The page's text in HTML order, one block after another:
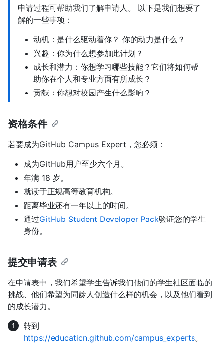
申请过程可帮助我们了解申请人。 以下是我们想要了
解的一些事项：
动机：是什么驱动着你？ 你的动力是什么？
兴趣：你为什么想参加此计划？
成长和潜力：你想学习哪些技能？它们将如何帮
助你在个人和专业方面有所成长？
贡献：你想对校园产生什么影响？
资格条件
若要成为GitHub Campus Expert，您必须：
成为GitHub用户至少六个月。
年满 18 岁。
就读于正规高等教育机构。
距离毕业还有一年以上的时间。
通过GitHub Student Developer Pack验证您的学生
身份。
提交申请表
在申请表中，我们希望学生告诉我们他们的学生社区面临的
挑战、他们希望为同龄人创造什么样的机会，以及他们看到
的成长潜力。
转到
https://education.github.com/campus_experts。